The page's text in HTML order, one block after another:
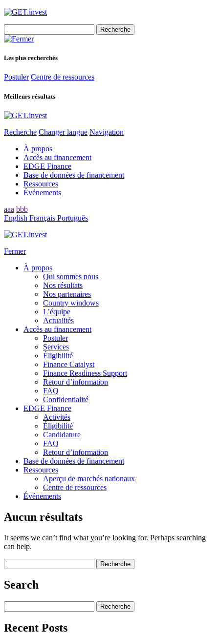
for:
Les plus recherchés
Postuler Centre de ressources
Meilleurs résultats
Recherche Changer langue Navigation
À propos
Accès au financement
EDGE Finance
Base de données de financement
Ressources
Événements
aaa bbb
English Français Português
Fermer
À propos
Qui sommes nous
Nos résultats
Nos partenaires
Country windows
L’équipe
Actualités
Accès au financement
Postuler
Services
Éligibilité
Finance Catalyst
Finance Readiness Support
Retour d’information
FAQ
Confidentialité
EDGE Finance
Activités
Éligibilité
Candidature
FAQ
Retour d’information
Base de données de financement
Ressources
Aperçu de marchés nationaux
Centre de ressources
Événements
Aucun résultats
It seems we can’t find what you’re looking for. Perhaps searching
can help.
for:
Search
for:
Recent Posts